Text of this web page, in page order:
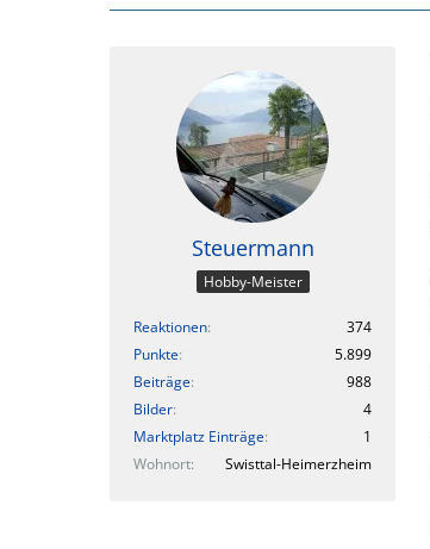
Steuermann
Hobby-Meister
Reaktionen
374
Punkte
5.899
Beiträge
988
Bilder
4
Marktplatz Einträge
1
Wohnort
Swisttal-Heimerzheim